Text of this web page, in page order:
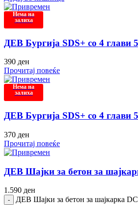
Нема на
залиха
ДЕВ Бургија SDS+ со 4 глави
390 ден
Прочитај повеќе
Нема на
залиха
ДЕВ Бургија SDS+ со 4 глави
370 ден
Прочитај повеќе
ДЕВ Шајки за бетон за
1.590 ден
ДЕВ Шајки за бетон за шајкарка